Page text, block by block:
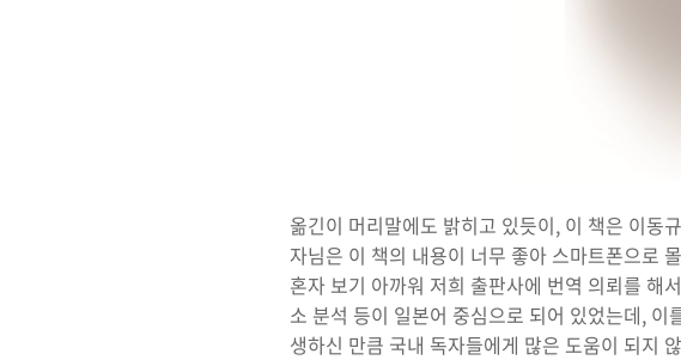
옮긴이 머리말에도 밝히고 있듯이, 이 책은 이동
자님은 이 책의 내용이 너무 좋아 스마트폰으로
혼자 보기 아까워 저희 출판사에 번역 의뢰를 해
소 분석 등이 일본어 중심으로 되어 있었는데,
생하신 만큼 국내 독자들에게 많은 도움이 되지